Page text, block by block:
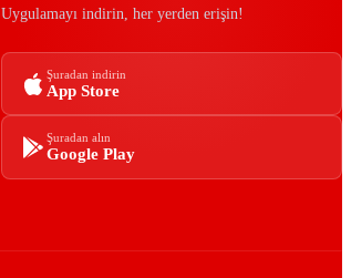
Uygulamayı indirin, her yerden erişin!
Şuradan indirin
App Store
Şuradan alın
Google Play